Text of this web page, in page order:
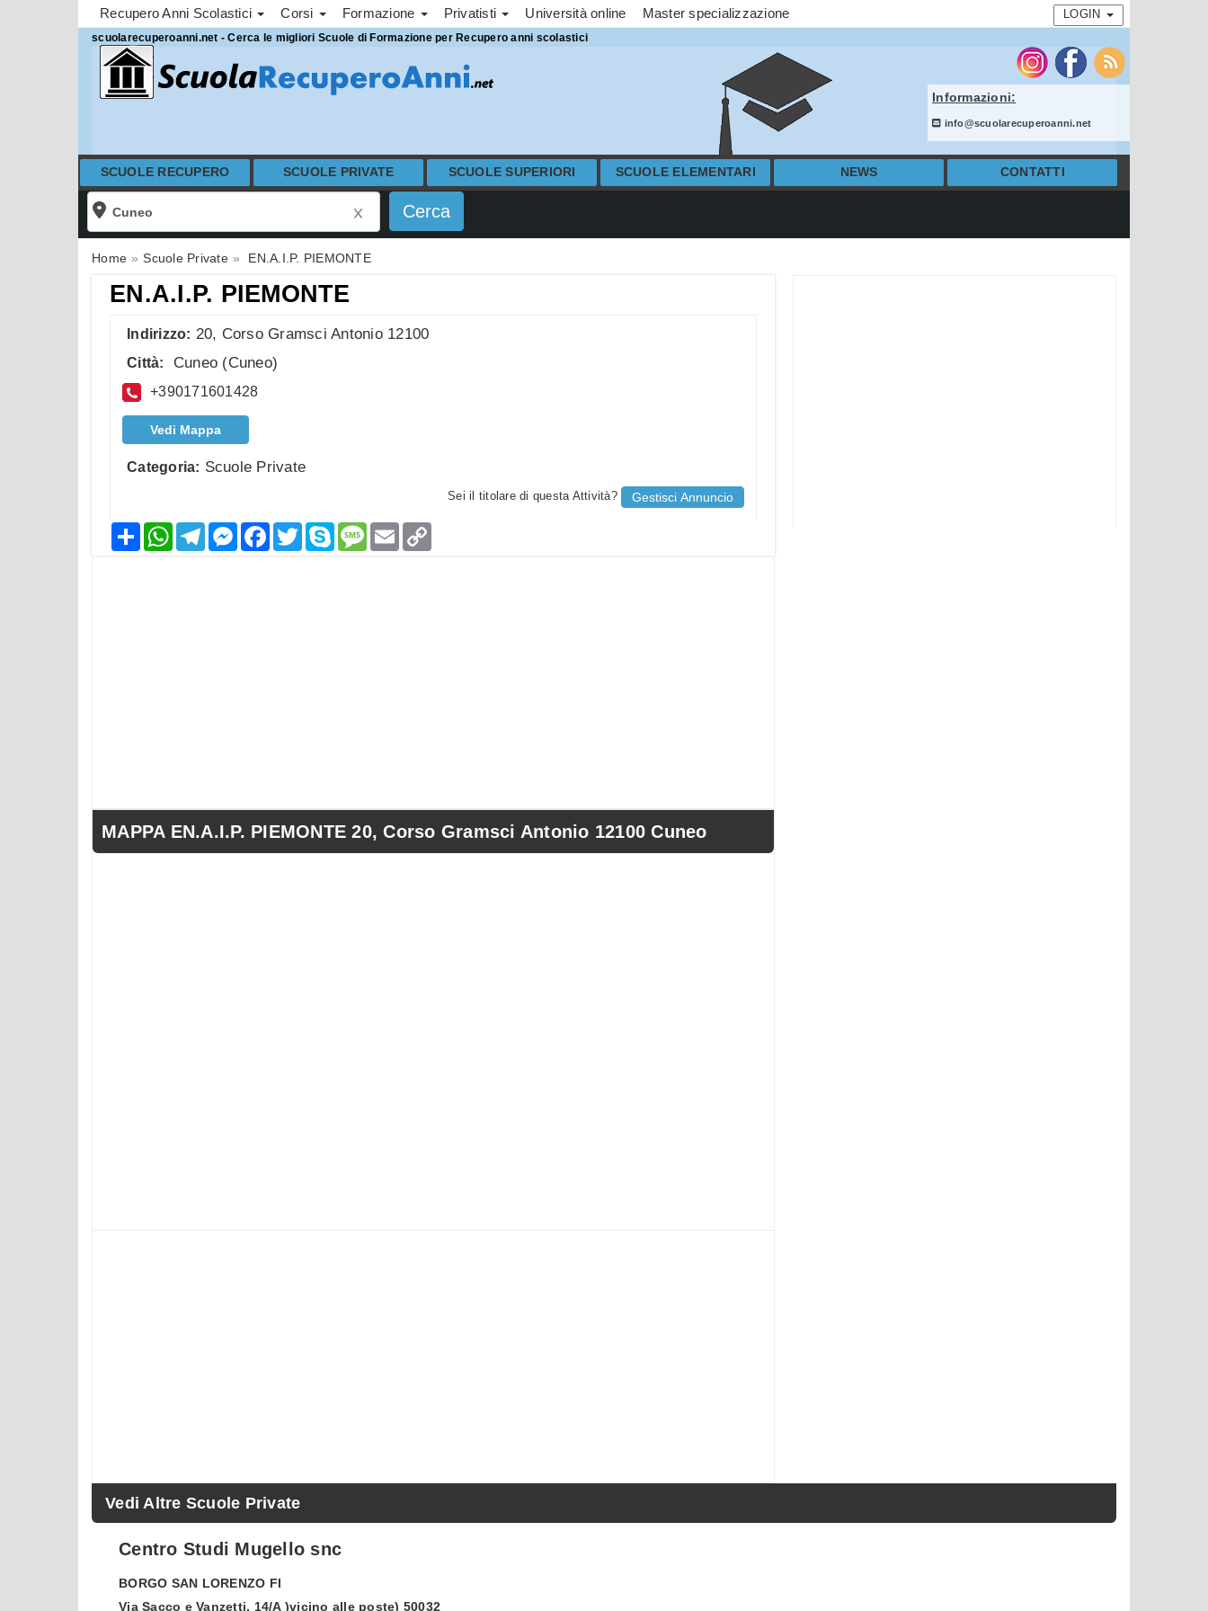
Recupero Anni Scolastici Corsi Formazione Privatisti Università online Master specializzazione LOGIN
scuolarecuperoanni.net - Cerca le migliori Scuole di Formazione per Recupero anni scolastici
Informazioni:
info@scuolarecuperoanni.net
SCUOLE RECUPERO SCUOLE PRIVATE SCUOLE SUPERIORI SCUOLE ELEMENTARI NEWS CONTATTI
Home Scuole Private EN.A.I.P. PIEMONTE
EN.A.I.P. PIEMONTE
Indirizzo: 20, Corso Gramsci Antonio 12100
Città: Cuneo (Cuneo)
+390171601428
Vedi Mappa
Categoria: Scuole Private
Sei il titolare di questa Attività? Gestisci Annuncio
CondividiWhatsAppTelegramMessenger
Facebook
TwitterSkypeMessage
Email
MAPPA EN.A.I.P. PIEMONTE 20, Corso Gramsci Antonio 12100 Cuneo
Vedi Altre Scuole Private
Centro Studi Mugello snc
BORGO SAN LORENZO FI
Via Sacco e Vanzetti, 14/A )vicino alle poste) 50032